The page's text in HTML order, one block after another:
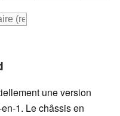
une version
1. Le châssis en